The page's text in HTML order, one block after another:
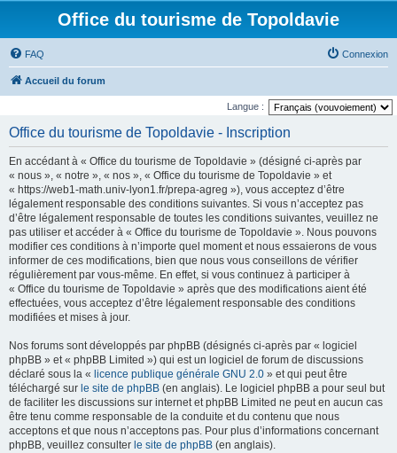
Office du tourisme de Topoldavie
FAQ Connexion
Accueil du forum
Langue :
Office du tourisme de Topoldavie - Inscription
En accédant à « Office du tourisme de Topoldavie » (désigné ci-après par
« nous », « notre », « nos », « Office du tourisme de Topoldavie » et
« https://web1-math.univ-lyon1.fr/prepa-agreg »), vous acceptez d’être
légalement responsable des conditions suivantes. Si vous n’acceptez pas
d’être légalement responsable de toutes les conditions suivantes, veuillez ne
pas utiliser et accéder à « Office du tourisme de Topoldavie ». Nous pouvons
modifier ces conditions à n’importe quel moment et nous essaierons de vous
informer de ces modifications, bien que nous vous conseillons de vérifier
régulièrement par vous-même. En effet, si vous continuez à participer à
« Office du tourisme de Topoldavie » après que des modifications aient été
effectuées, vous acceptez d’être légalement responsable des conditions
modifiées et mises à jour.
Nos forums sont développés par phpBB (désignés ci-après par « logiciel
phpBB » et « phpBB Limited ») qui est un logiciel de forum de discussions
déclaré sous la « licence publique générale GNU 2.0 » et qui peut être
téléchargé sur le site de phpBB (en anglais). Le logiciel phpBB a pour seul but
de faciliter les discussions sur internet et phpBB Limited ne peut en aucun cas
être tenu comme responsable de la conduite et du contenu que nous
acceptons et que nous n’acceptons pas. Pour plus d’informations concernant
phpBB, veuillez consulter le site de phpBB (en anglais).